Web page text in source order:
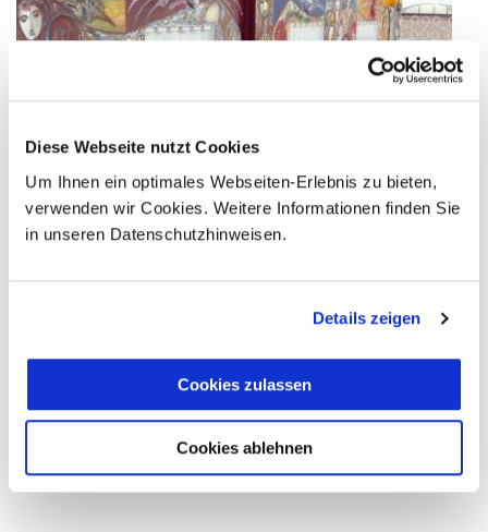
Diese Webseite nutzt Cookies
Um Ihnen ein optimales Webseiten-Erlebnis zu bieten,
verwenden wir Cookies. Weitere Informationen finden Sie
in unseren Datenschutzhinweisen.
Details zeigen
Cookies zulassen
Cookies ablehnen